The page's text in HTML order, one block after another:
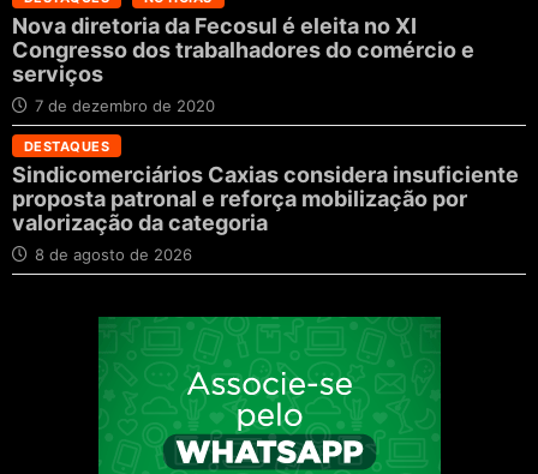
Nova diretoria da Fecosul é eleita no XI
Congresso dos trabalhadores do comércio e
serviços
7 de dezembro de 2020
DESTAQUES
Sindicomerciários Caxias considera insuficiente
proposta patronal e reforça mobilização por
valorização da categoria
8 de agosto de 2026